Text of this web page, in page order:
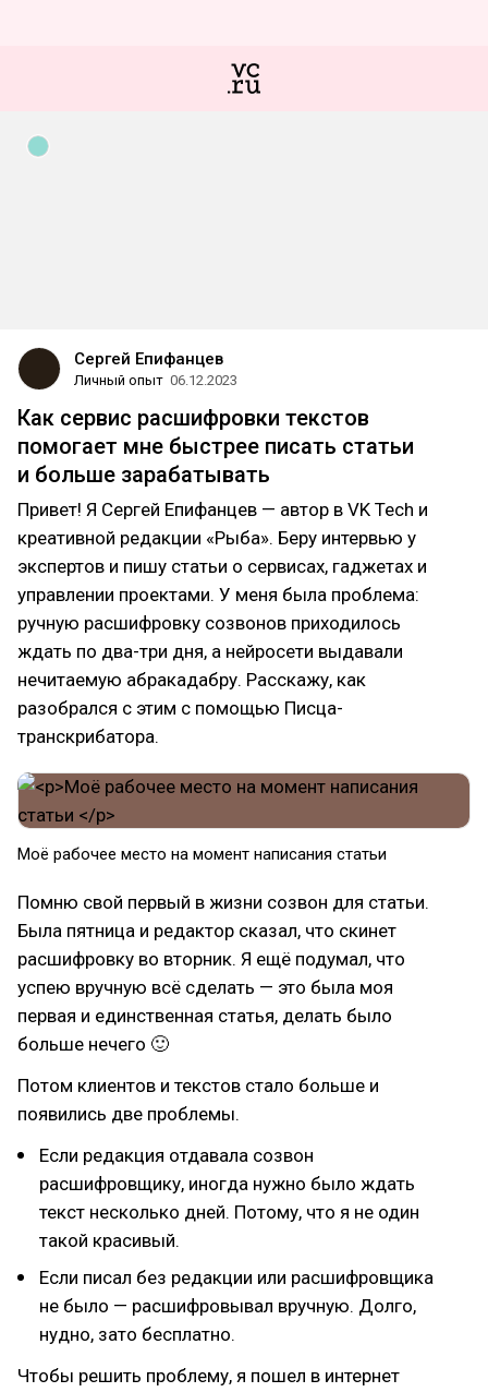
Сергей Епифанцев
Личный опыт 06.12.2023
Как сервис расшифровки текстов
помогает мне быстрее писать статьи
и больше зарабатывать
Привет! Я Сергей Епифанцев — автор в VK Tech и
креативной редакции «Рыба». Беру интервью у
экспертов и пишу статьи о сервисах, гаджетах и
управлении проектами. У меня была проблема:
ручную расшифровку созвонов приходилось
ждать по два-три дня, а нейросети выдавали
нечитаемую абракадабру. Расскажу, как
разобрался с этим с помощью Писца-
транскрибатора.
Моё рабочее место на момент написания статьи
Помню свой первый в жизни созвон для статьи.
Была пятница и редактор сказал, что скинет
расшифровку во вторник. Я ещё подумал, что
успею вручную всё сделать — это была моя
первая и единственная статья, делать было
больше нечего 🙂
Потом клиентов и текстов стало больше и
появились две проблемы.
Если редакция отдавала созвон
расшифровщику, иногда нужно было ждать
текст несколько дней. Потому, что я не один
такой красивый.
Если писал без редакции или расшифровщика
не было — расшифровывал вручную. Долго,
нудно, зато бесплатно.
Чтобы решить проблему, я пошел в интернет